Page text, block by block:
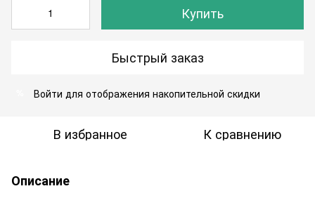
Купить
Быстрый заказ
Войти для отображения накопительной скидки
В избранное К сравнению
Описание